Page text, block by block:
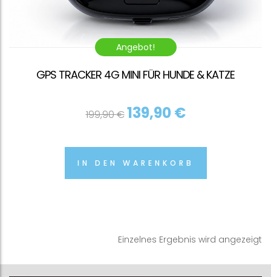
Angebot!
GPS TRACKER 4G MINI FÜR HUNDE & KATZE
199,90€
Ursprünglicher
139,90 €
IN DEN WARENKORB
Einzelnes Ergebnis wird angezeigt